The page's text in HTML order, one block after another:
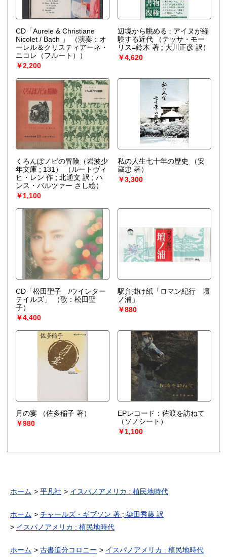
CD「Aurele & Christiane
Nicolet / Bach 」
（演奏：オ
ーレル＆クリスティアーネ・
ニコレ（フルート））
￥2,200
辺境から眺める : アイヌが経
験する近代
（テッサ・モー
リス=鈴木 著 ; 大川正彦 訳）
￥4,620
くろんぼノビの冒険（岩波少
年文庫 ; 131）
（ルートヴィ
ヒ・レン 作 ; 北通文 訳 ; ハ
ンス・バルツァー さし絵）
￥1,100
私の人生七十年の歴史
（安
蔵忠 著）
￥3,300
CD「松田聖子 /ウインター
テイルズ」
（歌：松田聖
子）
￥4,400
駅弁掛け紙「ロマン紀行 壇
ノ浦」
￥880
月の宴
（佐多稲子 著）
￥980
EPレコード：佐渡を訪ねて
（ソノシート）
￥1,100
ホーム 平凡社 イスパノアメリカ : 植民地時代
ホーム
チャールズ・ギブソン 著 ; 染田秀藤 訳
イスパノアメリカ : 植民地時代
ホーム 古書追分コロニー イスパノアメリカ : 植民地時代